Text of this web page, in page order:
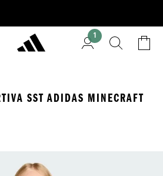
1
SST ADIDAS MINECRAFT